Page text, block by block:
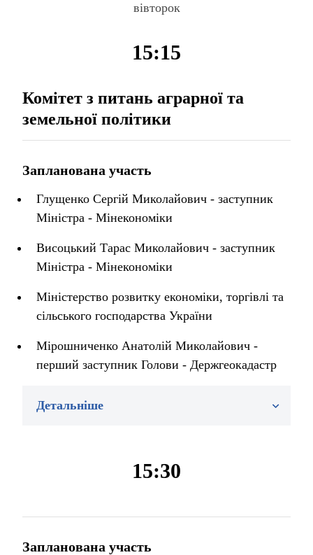
вівторок
15:15
Комітет з питань аграрної та
земельної політики
Запланована участь
Глущенко Сергій Миколайович - заступник
Міністра - Мінекономіки
Висоцький Тарас Миколайович - заступник
Міністра - Мінекономіки
Міністерство розвитку економіки, торгівлі та
сільського господарства України
Мірошниченко Анатолій Миколайович -
перший заступник Голови - Держгеокадастр
Детальніше
15:30
Запланована участь